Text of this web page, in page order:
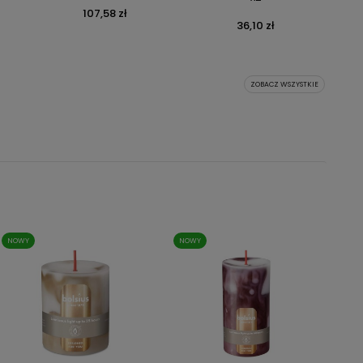
Cena
107,58 zł
Cena
36,10 zł
ZOBACZ WSZYSTKIE
NOWY NOWY